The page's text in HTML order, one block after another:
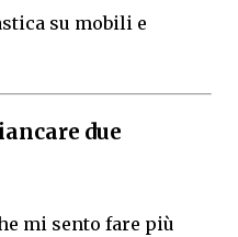
su mobili e
due
mi sento fare più